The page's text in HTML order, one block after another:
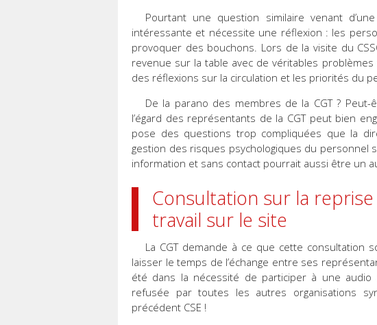
Pourtant une question similaire venant
intéressante et nécessite une réflexion : les
provoquer des bouchons. Lors de la visite du
revenue sur la table avec de véritables
des réflexions sur la circulation et les priorités du
De la parano des membres de la CGT ?
l’égard des représentants de la CGT peut bien
pose des questions trop compliquées que la
gestion des risques psychologiques du
information et sans contact pourrait aussi être un
Consultation sur la
travail sur le site
La CGT demande à ce que cette consultation
laisser le temps de l’échange entre ses
été dans la nécessité de participer à une audio
refusée par toutes les autres organisations
précédent CSE !